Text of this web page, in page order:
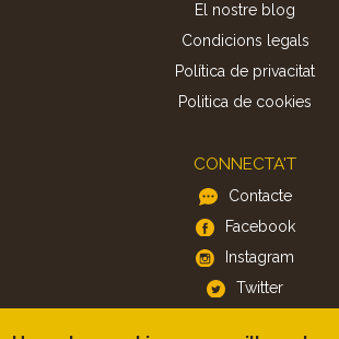
El nostre blog
Condicions legals
Política de privacitat
Politica de cookies
CONNECTA'T
Contacte
Facebook
Instagram
Twitter